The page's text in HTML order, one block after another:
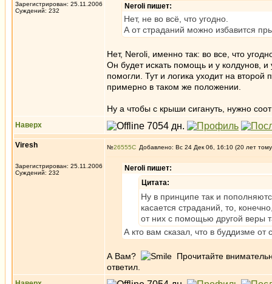
Зарегистрирован: 25.11.2006
Суждений: 232
Neroli пишет:
Нет, не во всё, что угодно.
А от страданий можно избавится
Нет, Neroli, именно так: во все, что
Он будет искать помощь и у колдунов,
помогли. Тут и логика уходит на
примерно в таком же положении.
Ну а чтобы с крыши сигануть, нужно
Наверх
Viresh
Зарегистрирован: 25.11.2006
Суждений: 232
№26555 Добавлено: Вс 24 Дек 06, 16:10 (20 лет
Neroli пишет:
Цитата:
Ну в принципе так и
касается страданий, то,
от них с помощью другой веры
А кто вам сказал, что в буддизме
А Вам?
Прочитайте
ответил.